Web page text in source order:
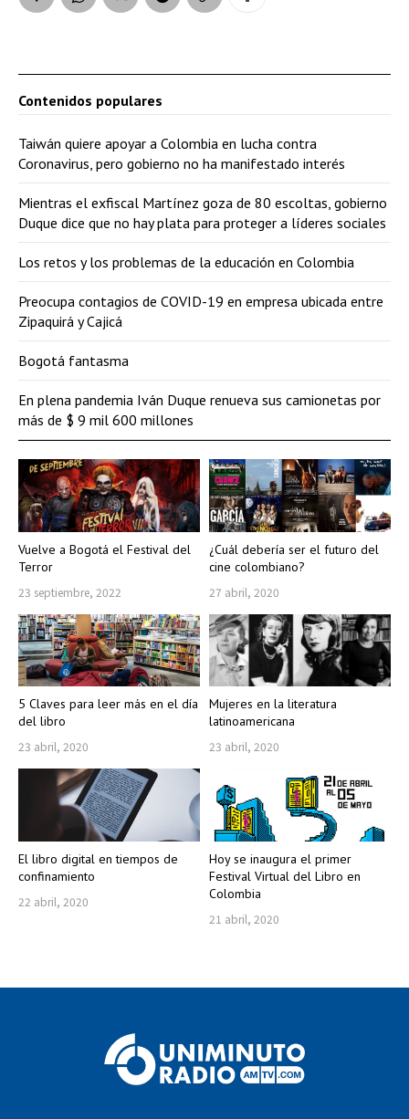
Vuelve a Bogotá el Festival del
Terror
23 septiembre, 2022
¿Cuál debería ser el futuro del
cine colombiano?
27 abril, 2020
5 Claves para leer más en el día
del libro
23 abril, 2020
Mujeres en la literatura
latinoamericana
23 abril, 2020
El libro digital en tiempos de
confinamiento
22 abril, 2020
Hoy se inaugura el primer
Festival Virtual del Libro en
Colombia
21 abril, 2020
Contenidos populares
Taiwán quiere apoyar a Colombia en lucha contra
Coronavirus, pero gobierno no ha manifestado interés
Mientras el exfiscal Martínez goza de 80 escoltas, gobierno
Duque dice que no hay plata para proteger a líderes sociales
Los retos y los problemas de la educación en Colombia
Preocupa contagios de COVID-19 en empresa ubicada entre
Zipaquirá y Cajicá
Bogotá fantasma
En plena pandemia Iván Duque renueva sus camionetas por
más de $ 9 mil 600 millones